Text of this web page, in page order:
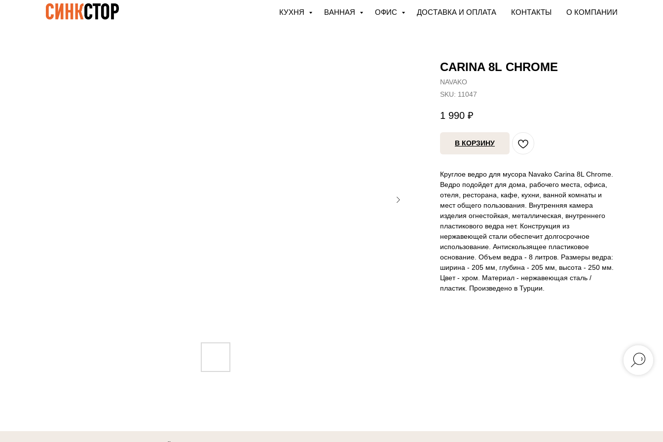
КУХНЯ ВАННАЯ ОФИС ДОСТАВКА И ОПЛАТА КОНТАКТЫ О КОМПАНИИ
CARINA 8L CHROME
NAVAKO
SKU: 11047
1 990 ₽
В КОРЗИНУ
Круглое ведро для мусора Navako Carina 8L Chrome.
Ведро подойдет для дома, рабочего места, офиса,
отеля, ресторана, кафе, кухни, ванной комнаты и
мест общего пользования. Внутренняя камера
изделия огнестойкая, металлическая, внутреннего
пластикового ведра нет. Конструкция из
нержавеющей стали обеспечит долгосрочное
использование. Антискользящее пластиковое
основание. Объем ведра - 8 литров. Размеры ведра:
ширина - 205 мм, глубина - 205 мм, высота - 250 мм.
Цвет - хром. Материал - нержавеющая сталь /
пластик. Произведено в Турции.